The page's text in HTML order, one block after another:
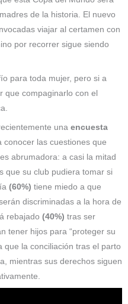
de la historia. El nuevo
viajar al certamen con
por recorrer sigue siendo
para toda mujer, pero si a
que compaginarlo con el
una encuesta
las cuestiones que
abrumadora: a casi la mitad
que su club pudiera tomar si
(60%) tiene miedo a que
discriminadas a la hora de
rebajado (40%) tras ser
tener hijos para “proteger su
que la conciliación tras el parto
mientras sus derechos siguen